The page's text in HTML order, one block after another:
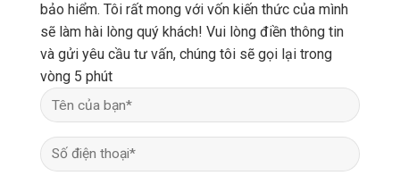
bảo hiểm. Tôi rất mong với vốn kiến thức của mình
sẽ làm hài lòng quý khách! Vui lòng điền thông tin
và gửi yêu cầu tư vấn, chúng tôi sẽ gọi lại trong
vòng 5 phút